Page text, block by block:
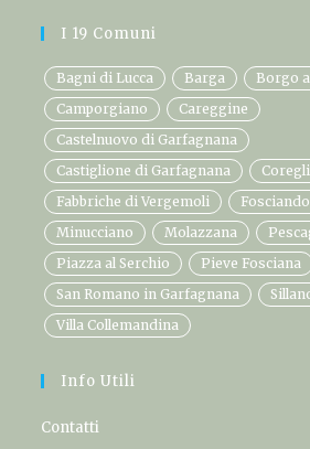
I 19 Comuni
Bagni di Lucca Barga
Borgo
Camporgiano
Careggine
Castelnuovo di Garfagnana
Castiglione di Garfagnana
Fabbriche di Vergemoli
Minucciano
Molazzana
Piazza al Serchio
Pieve Fosciana
San Romano in Garfagnana
Villa Collemandina
Info Utili
Contatti